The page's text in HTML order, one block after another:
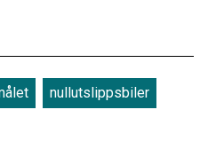
nullutslippsbiler